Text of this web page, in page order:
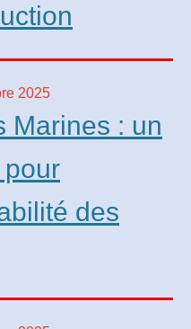
2025
Marines : un
des